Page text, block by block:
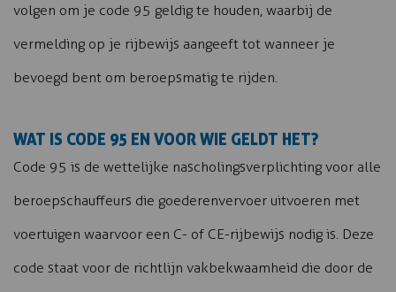
volgen om je code 95 geldig te houden, waarbij de
vermelding op je rijbewijs aangeeft tot wanneer je
bevoegd bent om beroepsmatig te rijden.
WAT IS CODE 95 EN VOOR WIE GELDT HET?
Code 95 is de wettelijke nascholingsverplichting voor alle
beroepschauffeurs die goederenvervoer uitvoeren met
voertuigen waarvoor een C- of CE-rijbewijs nodig is. Deze
code staat voor de richtlijn vakbekwaamheid die door de